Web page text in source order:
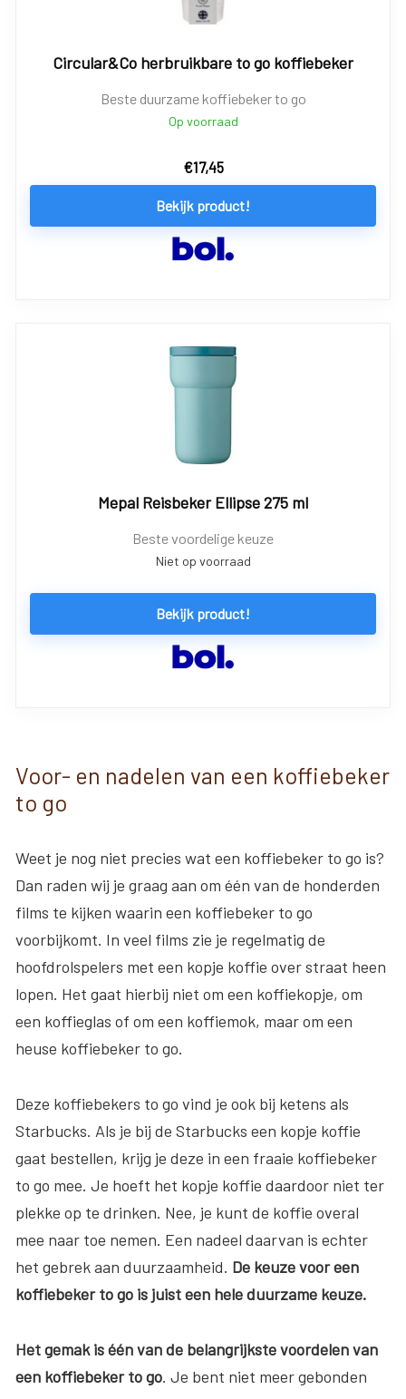
Circular&Co herbruikbare to go koffiebeker
Beste duurzame koffiebeker to go
Op voorraad
€17,45
Bekijk product!
Mepal Reisbeker Ellipse 275 ml
Beste voordelige keuze
Niet op voorraad
Bekijk product!
Voor- en nadelen van een koffiebeker
to go
Weet je nog niet precies wat een koffiebeker to go is?
Dan raden wij je graag aan om één van de honderden
films te kijken waarin een koffiebeker to go
voorbijkomt. In veel films zie je regelmatig de
hoofdrolspelers met een kopje koffie over straat heen
lopen. Het gaat hierbij niet om een koffiekopje, om
een koffieglas of om een koffiemok, maar om een
heuse koffiebeker to go.
Deze koffiebekers to go vind je ook bij ketens als
Starbucks. Als je bij de Starbucks een kopje koffie
gaat bestellen, krijg je deze in een fraaie koffiebeker
to go mee. Je hoeft het kopje koffie daardoor niet ter
plekke op te drinken. Nee, je kunt de koffie overal
mee naar toe nemen. Een nadeel daarvan is echter
het gebrek aan duurzaamheid. De keuze voor een
koffiebeker to go is juist een hele duurzame keuze.
Het gemak is één van de belangrijkste voordelen van
een koffiebeker to go. Je bent niet meer gebonden